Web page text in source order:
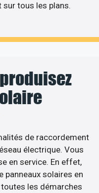
tous les plans.
de raccordement
électrique. Vous
en service. En effet,
panneaux solaires en
les démarches